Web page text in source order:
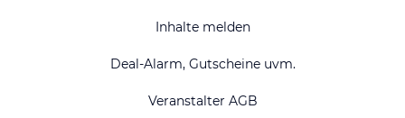
Inhalte melden
Deal-Alarm, Gutscheine uvm.
Veranstalter AGB